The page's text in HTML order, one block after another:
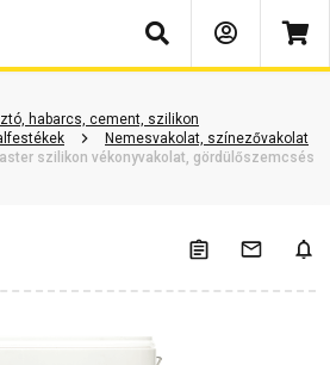
Keresés
habarcs, cement, szilikon
Nemesvakolat, színezővakolat
szilikon vékonyvakolat, gördülőszemcsés
és válaszok Kapcsolódó cikkek